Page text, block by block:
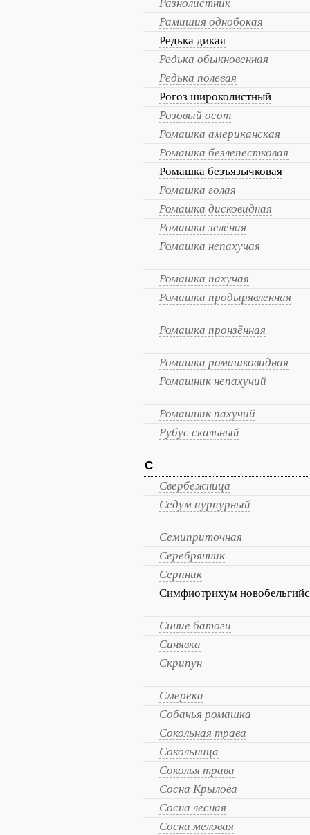
Разнолистник
Рамишия однобокая
Редька дикая
Редька обыкновенная
Редька полевая
Рогоз широколистный
Розовый осот
Ромашка американская
Ромашка безлепестковая
Ромашка безъязычковая
Ромашка голая
Ромашка дисковидная
Ромашка зелёная
Ромашка непахучая
Ромашка пахучая
Ромашка продырявленная
Ромашка пронзённая
Ромашка ромашковидная
Ромашник непахучий
Ромашник пахучий
Рубус скальный
С
Свербежница
Седум пурпурный
Семиприточная
Серебрянник
Серпник
Симфиотрихум
Синие батоги
Синявка
Скрипун
Смерека
Собачья ромашка
Сокольная трава
Сокольница
Соколья трава
Сосна Крылова
Сосна лесная
Сосна меловая